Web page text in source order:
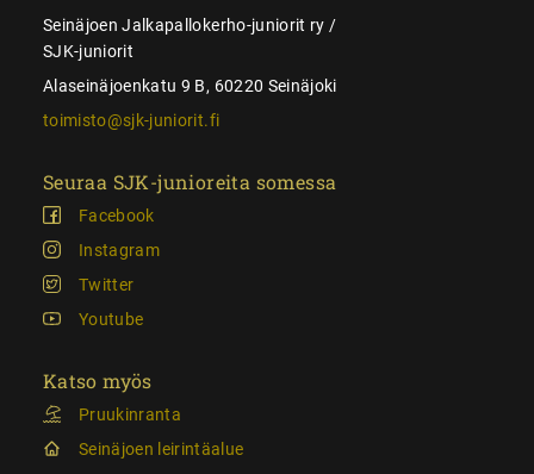
Seinäjoen Jalkapallokerho-juniorit ry /
SJK-juniorit
Alaseinäjoenkatu 9 B, 60220 Seinäjoki
toimisto@sjk-juniorit.fi
Seuraa SJK-junioreita somessa
Facebook
Instagram
Twitter
Youtube
Katso myös
Pruukinranta
Seinäjoen leirintäalue